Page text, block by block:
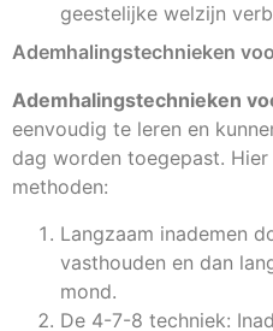
geestelijke welzijn
Ademhalingstechnieken
Ademhalingstechnieken
eenvoudig te leren en
dag worden toegepast.
methoden:
Langzaam inademen
vasthouden en dan
mond.
De 4-7-8 techniek: